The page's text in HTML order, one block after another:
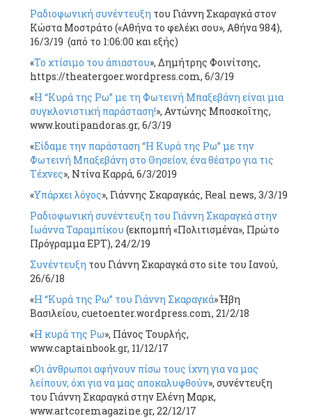
Ραδιοφωνική συνέντευξη του Γιάννη Σκαραγκά στον
Κώστα Μοστράτο («Αθήνα το φελέκι σου», Αθήνα 984),
16/3/19 (από το 1:06:00 και εξής)
«Το χτίσιμο του άπιαστου», Δημήτρης Φοινίτσης,
https://theatergoer.wordpress.com, 6/3/19
«Η “Κυρά της Ρω” με τη Φωτεινή Μπαξεβάνη είναι μια
συγκλονιστική παράσταση!», Αντώνης Μποσκοΐτης,
www.koutipandoras.gr, 6/3/19
«Είδαμε την παράσταση “H Κυρά της Ρω” με την
Φωτεινή Μπαξεβάνη στο Θησείον, ένα θέατρο για τις
Τέχνες», Ντίνα Καρρά, 6/3/2019
«Υπάρχει λόγος», Γιάννης Σκαραγκάς, Real news, 3/3/19
Ραδιοφωνική συνέντευξη του Γιάννη Σκαραγκά στην
Ιωάννα Ταραμπίκου (εκπομπή «Πολιτισμένα», Πρώτο
Πρόγραμμα ΕΡΤ), 24/2/19
Συνέντευξη του Γιάννη Σκαραγκά στο site του Ιανού,
26/6/18
«Η “Κυρά της Ρω” του Γιάννη Σκαραγκά» Ήβη
Βασιλείου, cuetoenter.wordpress.com, 21/2/18
«Η κυρά της Ρω», Πάνος Τουρλής,
www.captainbook.gr, 11/12/17
«Οι άνθρωποι αφήνουν πίσω τους ίχνη για να μας
λείπουν, όχι για να μας αποκαλυφθούν», συνέντευξη
του Γιάννη Σκαραγκά στην Ελένη Μαρκ,
www.artcoremagazine.gr, 22/12/17